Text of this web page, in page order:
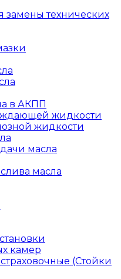
замены технических
в АКПП
жидкости
жидкости
масла
масла
камер
(Стойки